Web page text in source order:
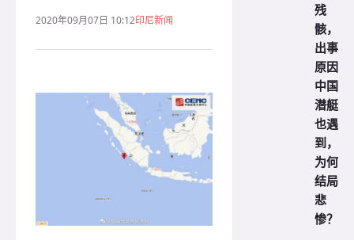
2020年09月07日 10:12印尼新闻
残
骸，
出事
原因
中国
潜艇
也遇
到，
为何
结局
悲
惨？